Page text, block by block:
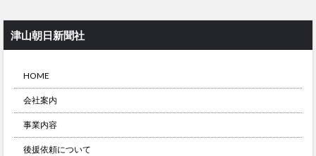
津山朝日新聞社
HOME
会社案内
事業内容
後援依頼について